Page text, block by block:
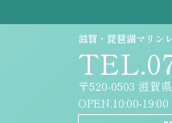
滋賀・琵琶湖マリン
〒520-0503 滋賀
OPEN.10:00-